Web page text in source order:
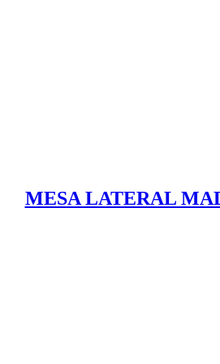
MESA LATERAL